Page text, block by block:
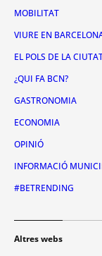
MOBILITAT
VIURE EN
EL POLS DE LA
¿QUI FA BCN?
GASTRONOMIA
ECONOMIA
OPINIÓ
INFORMACIÓ
#BETRENDING
Altres webs